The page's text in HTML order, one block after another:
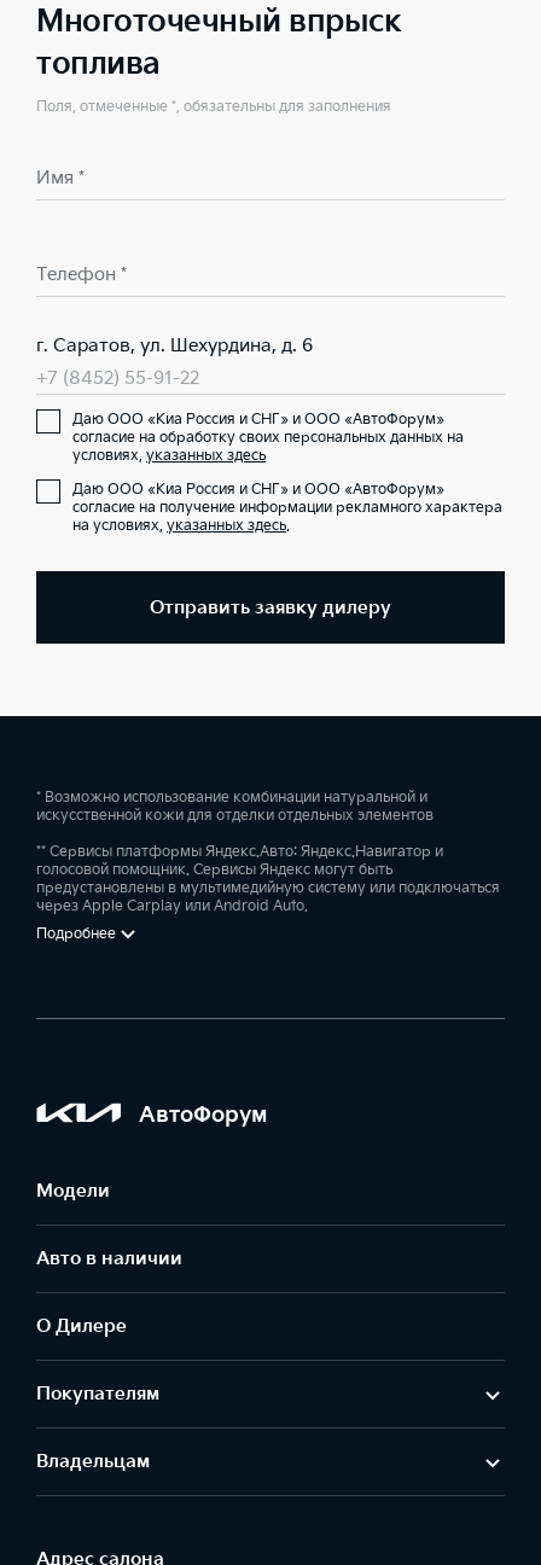
Многоточечный впрыск
топлива
Поля, отмеченные *, обязательны для заполнения
Имя *
Телефон *
г. Саратов, ул. Шехурдина, д. 6
+7 (8452) 55-91-22
Даю ООО «Киа Россия и СНГ» и ООО «АвтоФорум»
согласие на обработку своих персональных данных на
условиях, указанных здесь
Даю ООО «Киа Россия и СНГ» и ООО «АвтоФорум»
согласие на получение информации рекламного характера
на условиях, указанных здесь.
Отправить заявку дилеру
* Возможно использование комбинации натуральной и
искусственной кожи для отделки отдельных элементов
** Сервисы платформы Яндекс.Авто: Яндекс.Навигатор и
голосовой помощник. Сервисы Яндекс могут быть
предустановлены в мультимедийную систему или подключаться
через Apple Carplay или Android Auto.
Подробнее
АвтоФорум
Модели
Авто в наличии
О Дилере
Покупателям
Владельцам
Адрес салонa